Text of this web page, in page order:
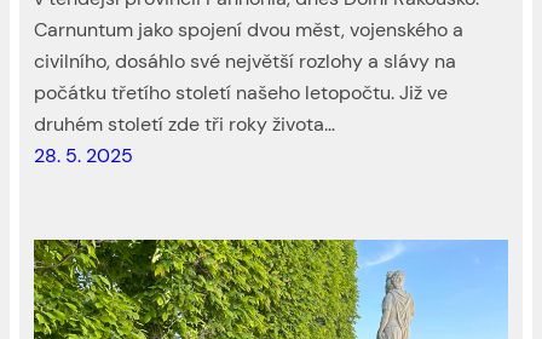
Carnuntum jako spojení dvou měst, vojenského a
civilního, dosáhlo své největší rozlohy a slávy na
počátku třetího století našeho letopočtu. Již ve
druhém století zde tři roky života…
28. 5. 2025